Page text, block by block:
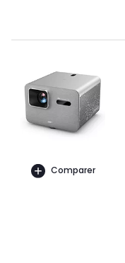
Comparer